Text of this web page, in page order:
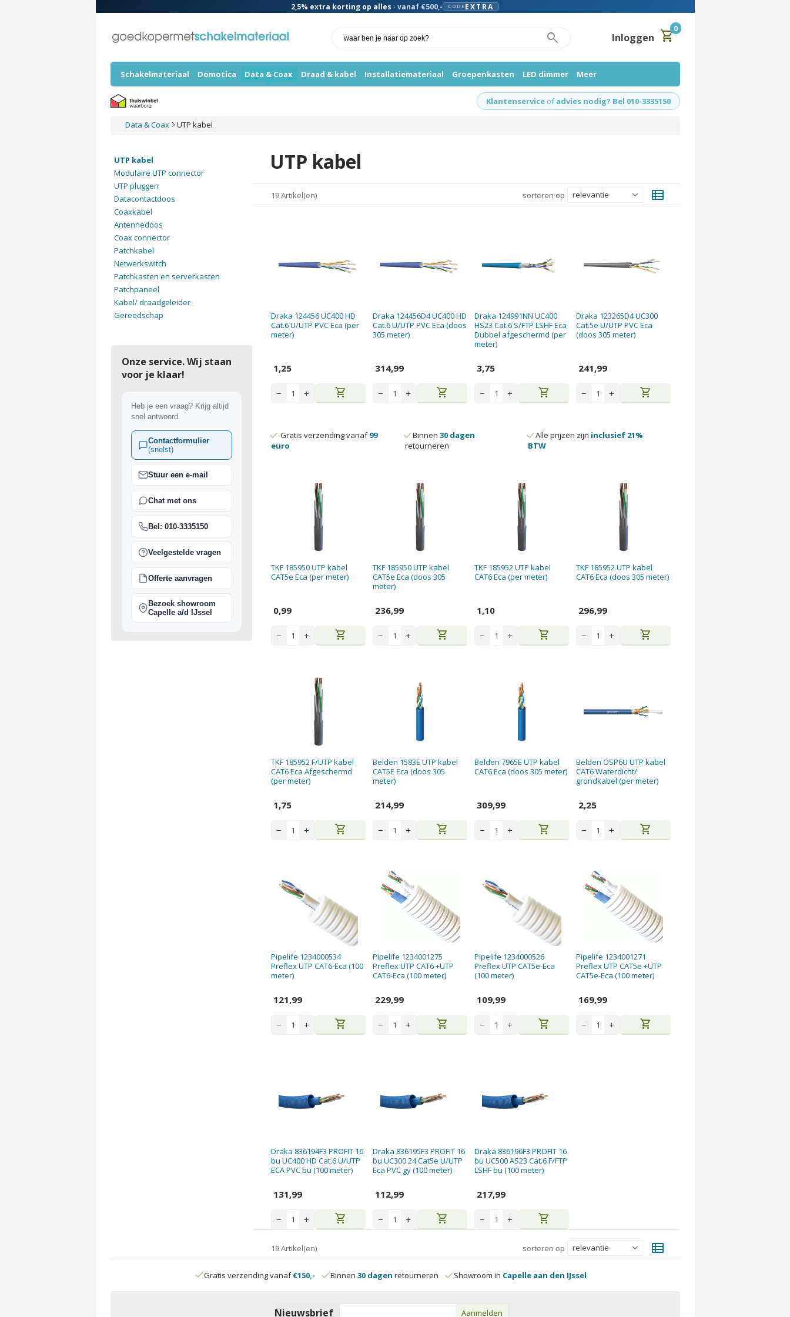
2,5% extra korting op alles · vanaf €500,- CODE EXTRA
search Inloggen shopping_cart0
Schakelmateriaal Domotica Data & Coax Draad & kabel Installatiemateriaal Groepenkasten LED dimmer Meer
Klantenservice of advies nodig? Bel 010-3335150
Data & Coax UTP kabel
UTP kabel
19 Artikel(en) sorteren op view_list
Draka 124456 UC400 HD
Cat.6 U/UTP PVC Eca (per
meter)
1,25
− + shopping_cart
Draka 124456D4 UC400 HD
Cat.6 U/UTP PVC Eca (doos
305 meter)
314,99
− + shopping_cart
Draka 124991NN UC400
HS23 Cat.6 S/FTP LSHF Eca
Dubbel afgeschermd (per
meter)
3,75
− + shopping_cart
Draka 123265D4 UC300
Cat.5e U/UTP PVC Eca
(doos 305 meter)
241,99
− + shopping_cart
Gratis verzending vanaf99
euro
Binnen 30 dagen
retourneren
Alle prijzen zijn inclusief 21%
BTW
TKF 185950 UTP kabel
CAT5e Eca (per meter)
0,99
− + shopping_cart
TKF 185950 UTP kabel
CAT5e Eca (doos 305
meter)
236,99
− + shopping_cart
TKF 185952 UTP kabel
CAT6 Eca (per meter)
1,10
− + shopping_cart
TKF 185952 UTP kabel
CAT6 Eca (doos 305 meter)
296,99
− + shopping_cart
TKF 185952 F/UTP kabel
CAT6 Eca Afgeschermd
(per meter)
1,75
− + shopping_cart
Belden 1583E UTP kabel
CAT5E Eca (doos 305
meter)
214,99
− + shopping_cart
Belden 7965E UTP kabel
CAT6 Eca (doos 305 meter)
309,99
− + shopping_cart
Belden OSP6U UTP kabel
CAT6 Waterdicht/
grondkabel (per meter)
2,25
− + shopping_cart
Pipelife 1234000534
Preflex UTP CAT6-Eca (100
meter)
121,99
− + shopping_cart
Pipelife 1234001275
Preflex UTP CAT6 +UTP
CAT6-Eca (100 meter)
229,99
− + shopping_cart
Pipelife 1234000526
Preflex UTP CAT5e-Eca
(100 meter)
109,99
− + shopping_cart
Pipelife 1234001271
Preflex UTP CAT5e +UTP
CAT5e-Eca (100 meter)
169,99
− + shopping_cart
Draka 836194F3 PROFIT 16
bu UC400 HD Cat.6 U/UTP
ECA PVC bu (100 meter)
131,99
− + shopping_cart
Draka 836195F3 PROFIT 16
bu UC300 24 Cat5e U/UTP
Eca PVC gy (100 meter)
112,99
− + shopping_cart
Draka 836196F3 PROFIT 16
bu UC500 AS23 Cat.6 F/FTP
LSHF bu (100 meter)
217,99
− + shopping_cart
19 Artikel(en) sorteren op view_list
UTP kabel
Modulaire UTP connector
UTP pluggen
Datacontactdoos
Coaxkabel
Antennedoos
Coax connector
Patchkabel
Netwerkswitch
Patchkasten en serverkasten
Patchpaneel
Kabel/ draadgeleider
Gereedschap
Onze service. Wij staan
voor je klaar!
Heb je een vraag? Krijg altijd
snel antwoord.
Contactformulier
(snelst)
Stuur een e-mail
Chat met ons
Bel: 010-3335150
Veelgestelde vragen
Offerte aanvragen
Bezoek showroom
Capelle a/d IJssel
Gratis verzending vanaf€150,- Binnen 30 dagen retourneren Showroom in Capelle aan den IJssel
Nieuwsbrief Aanmelden